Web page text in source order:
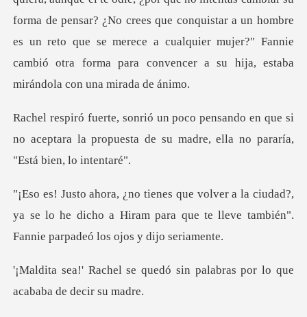
forma de pensar? ¿No crees que conquistar a un hombre
es un reto que s
en que si
no aceptara la propuesta de su madr
udad?,
ya se lo he dicho a Hiram para que te lleve t
uedó sin palabras por lo qu